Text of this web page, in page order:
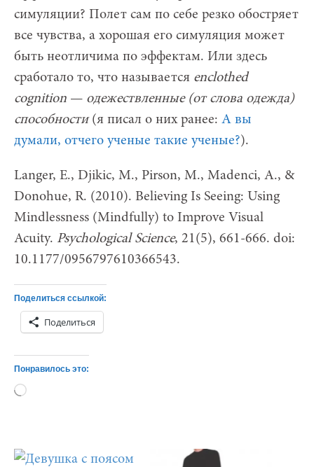
симуляции? Полет сам по себе резко обостряет
все чувства, а хорошая его симуляция может
быть неотличима по эффектам. Или здесь
сработало то, что называется enclothed
cognition — одежествленные (от слова одежда)
способности(я писал о них ранее: А вы
думали, отчего ученые такие ученые?).
Langer, E., Djikic, M., Pirson, M., Madenci, A., &
Donohue, R. (2010). Believing Is Seeing: Using
Mindlessness (Mindfully) to Improve Visual
Acuity. Psychological Science, 21(5), 661-666. doi:
10.1177/0956797610366543.
Поделиться ссылкой:
Поделиться
Понравилось это:
Загрузка…